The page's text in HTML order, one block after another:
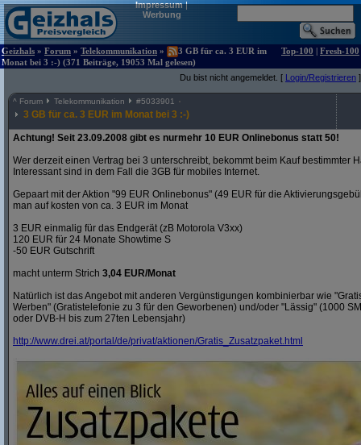
Impressum|
Werbung
Geizhals » Forum » Telekommunikation »
3 GB für ca. 3 EUR im
Monat bei 3 :-) (371 Beiträge, 19053 Mal gelesen)
Top-100 | Fresh-100
Du bist nicht angemeldet. [ Login/Registrieren ]
^ Forum Telekommunikation #5033901
3 GB für ca. 3 EUR im Monat bei 3 :-)
Achtung! Seit 23.09.2008 gibt es nurmehr 10 EUR Onlinebonus statt 50!
Wer derzeit einen Vertrag bei 3 unterschreibt, bekommt beim Kauf bestimmter
Interessant sind in dem Fall die 3GB für mobiles Internet.
Gepaart mit der Aktion "99 EUR Onlinebonus" (49 EUR für die
man auf kosten von ca. 3 EUR im Monat
3 EUR einmalig für das Endgerät (zB Motorola V3xx)
120 EUR für 24 Monate Showtime S
-50 EUR Gutschrift
macht unterm Strich 3,04 EUR/Monat
Natürlich ist das Angebot mit anderen Vergünstigungen kombinierbar wie
Werben" (Gratistelefonie zu 3 für den Geworbenen) und/oder "Lässig" (1000
oder DVB-H bis zum 27ten Lebensjahr)
http://www.drei.at/portal/de/privat/aktionen/Gratis_Zusatzpaket.html